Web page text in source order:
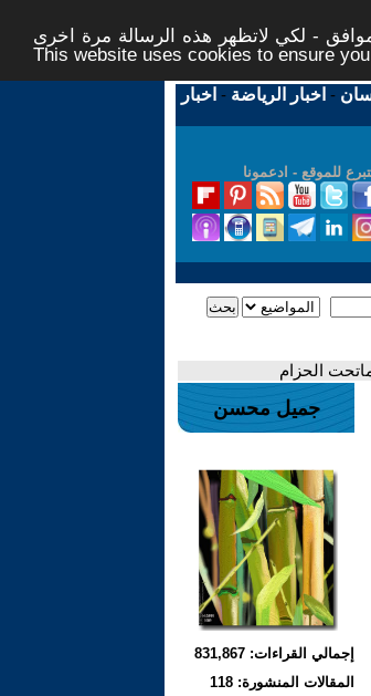
- لكي لاتظهر هذه الرسالة مرة اخرى -
This website uses cookies to ensure
- اخبار الرياضة - اخبار
للموقع - ادعمونا
الحزام
جميل محسن
إجمالي القراءات: 831,867
المقالات المنشورة: 118